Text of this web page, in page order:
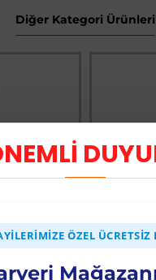
ÖZEL ÜCRETSIZ
Diğer Kategori Ürünleri
Logan